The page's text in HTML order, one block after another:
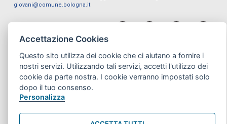
giovani@comune.bologna.it
Accettazione Cookies
Questo sito utilizza dei cookie che ci aiutano a fornire i
nostri servizi. Utilizzando tali servizi, accetti l'utilizzo dei
cookie da parte nostra. I cookie verranno impostati solo
dopo il tuo consenso.
Personalizza